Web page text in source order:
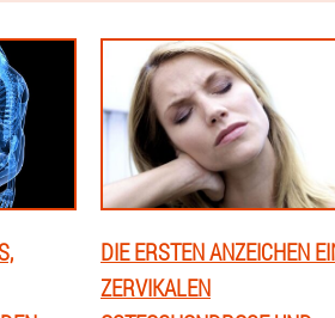
DIE ERSTEN ANZEICHEN
ZERVIKALEN